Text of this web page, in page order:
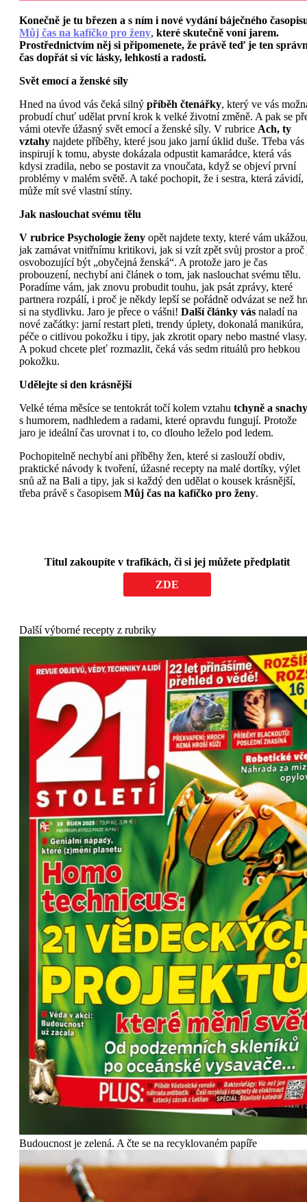
Konečně je tu březen a s ním i nové vydání báječného
Můj čas na kafíčko pro ženy, které skutečně voní jarem.
Prostřednictvím něj si připomenete, že právě teď je ten
čas dopřát si víc lásky, lehkosti a radosti.
Svět emocí a ženské síly
Hned na úvod vás čeká silný příběh čtenářky, který ve vás
probudí chuť udělat první krok k velké životní změně. A pak se
vámi otevře úžasný svět emocí a ženské síly. V rubrice Ach, ty
vztahy najdete příběhy, které jsou jako jarní úklid duše. Třeba vás
inspirují k tomu, abyste dokázala odpustit kamarádce, která vás
kdysi zradila, nebo se postavit za vnoučata, když se objeví první
problémy v malém světě. A také pochopit, že i sestra, která závidí,
může mít své vlastní stíny.
Jak naslouchat svému tělu
V rubrice Psychologie ženy opět najdete texty, které vám
jak zamávat vnitřnímu kritikovi, jak si vzít zpět svůj prostor a proč
osvobozující být „obyčejná ženská“. A protože jaro je čas
probouzení, nechybí ani článek o tom, jak naslouchat svému tělu.
Poradíme vám, jak znovu probudit touhu, jak psát zprávy, které
partnera rozpálí, i proč je někdy lepší se pořádně odvázat se než
si na stydlivku. Jaro je přece o vášni! Další články vás naladí na
nové začátky: jarní restart pleti, trendy úplety, dokonalá manikúra,
péče o citlivou pokožku i tipy, jak zkrotit opary nebo mastné vlasy.
A pokud chcete pleť rozmazlit, čeká vás sedm rituálů pro hebkou
pokožku.
Udělejte si den krásnější
Velké téma měsíce se tentokrát točí kolem vztahu tchyně a
s humorem, nadhledem a radami, které opravdu fungují. Protože
jaro je ideální čas urovnat i to, co dlouho leželo pod ledem.
Pochopitelně nechybí ani příběhy žen, které si zaslouží obdiv,
praktické návody k tvoření, úžasné recepty na malé dortíky, výlet
snů až na Bali a tipy, jak si každý den udělat o kousek krásnější,
třeba právě s časopisem Můj čas na kafíčko pro ženy.
Titul zakoupíte v trafikách, či si jej můžete předplatit
ZDE
Další výborné recepty z rubriky
Budoucnost je zelená. A čte se na recyklovaném papíře